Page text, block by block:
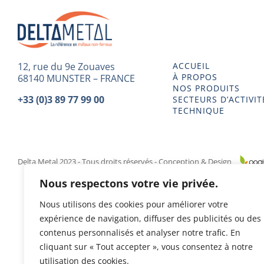
Nous respectons votre vie privée.
Nous utilisons des cookies pour améliorer votre
expérience de navigation, diffuser des publicités ou des
contenus personnalisés et analyser notre trafic. En
cliquant sur « Tout accepter », vous consentez à notre
utilisation des cookies.
12, rue du 9e Zouaves
68140 MUNSTER – FRANCE
+33 (0)3 89 77 99 00
ACCUEIL
À PROPOS
NOS PRODUITS
SECTEURS
TECHNIQUE
Delta Metal 2023 - Tous droits réservés - Conception & Design